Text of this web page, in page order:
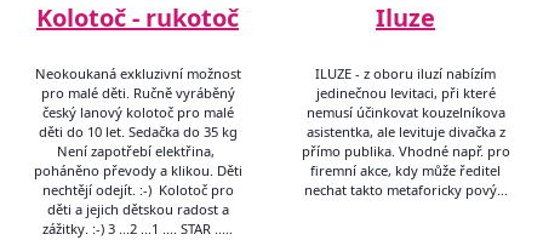
Kolotoč - rukotoč
Neokoukaná exkluzivní možnost
pro malé děti. Ručně vyráběný
český lanový kolotoč pro malé
děti do 10 let. Sedačka do 35 kg
Není zapotřebí elektřina,
poháněno převody a klikou. Děti
nechtějí odejít. :-) Kolotoč pro
děti a jejich dětskou radost a
zážitky. :-) 3 ...2 ...1 .... STAR ..…
Iluze
ILUZE - z oboru iluzí nabízím
jedinečnou levitaci, při které
nemusí účinkovat kouzelníkova
asistentka, ale levituje divačka z
přímo publika. Vhodné např. pro
firemní akce, kdy může ředitel
nechat takto metaforicky pový…